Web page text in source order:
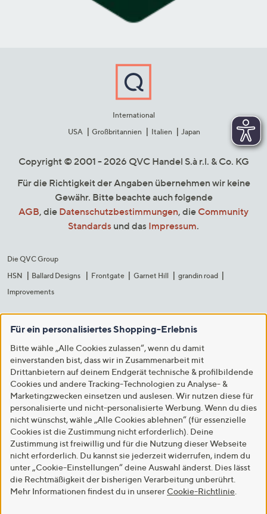
International
USA
Großbritannien Italien Japan
Copyright © 2001 - 2026 QVC Handel S.à r.l. & Co. KG
Für die Richtigkeit der Angaben übernehmen wir keine
Gewähr. Bitte beachte auch folgende
AGB, die Datenschutzbestimmungen, die Community
Standards und das Impressum.
Die QVC Group
HSN
Ballard Designs Frontgate Garnet Hill
grandin road
Improvements
Für ein personalisiertes Shopping-Erlebnis
Bitte wähle „Alle Cookies zulassen“, wenn du damit
einverstanden bist, dass wir in Zusammenarbeit mit
Drittanbietern auf deinem Endgerät technische & profilbildende
Cookies und andere Tracking-Technologien zu Analyse- &
Marketingzwecken einsetzen und auslesen. Wir nutzen diese für
personalisierte und nicht-personalisierte Werbung. Wenn du dies
nicht wünschst, wähle „Alle Cookies ablehnen“ (für essenzielle
Cookies ist die Zustimmung nicht erforderlich). Deine
Zustimmung ist freiwillig und für die Nutzung dieser Webseite
nicht erforderlich. Du kannst sie jederzeit widerrufen, indem du
unter „Cookie-Einstellungen“ deine Auswahl änderst. Dies lässt
die Rechtmäßigkeit der bisherigen Verarbeitung unberührt.
Mehr Informationen findest du in unserer Cookie-Richtlinie